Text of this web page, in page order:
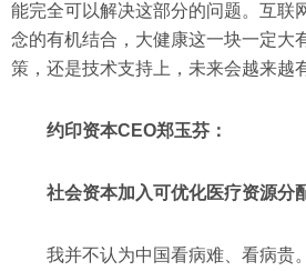
能完全可以解决这部分的问题。互联
念的有机结合，大健康这一块一定大
策，还是技术支持上，未来会越来越
约印资本CEO郑玉芬：
社会资本加入可优化医疗资源分
我并不认为中国看病难、看病贵